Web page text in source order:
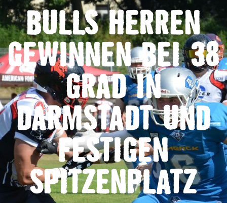
BULLS HERREN
GEWINNEN BEI 38
GRAD IN
DARMSTADT UND
FESTIGEN
SPITZENPLATZ